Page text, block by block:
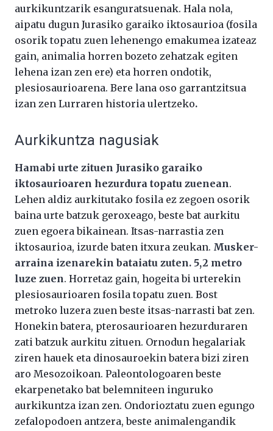
aurkikuntzarik esanguratsuenak. Hala nola,
aipatu dugun Jurasiko garaiko iktosaurioa (fosila
osorik topatu zuen lehenengo emakumea izateaz
gain, animalia horren bozeto zehatzak egiten
lehena izan zen ere) eta horren ondotik,
plesiosaurioarena. Bere lana oso garrantzitsua
izan zen Lurraren historia ulertzeko.
Aurkikuntza nagusiak
Hamabi urte zituen Jurasiko garaiko
iktosaurioaren hezurdura topatu zuenean.
Lehen aldiz aurkitutako fosila ez zegoen osorik
baina urte batzuk geroxeago, beste bat aurkitu
zuen egoera bikainean. Itsas-narrastia zen
iktosaurioa, izurde baten itxura zeukan. Musker-
arraina izenarekin bataiatu zuten. 5,2 metro
luze zuen. Horretaz gain, hogeita bi urterekin
plesiosaurioaren fosila topatu zuen. Bost
metroko luzera zuen beste itsas-narrasti bat zen.
Honekin batera, pterosaurioaren hezurduraren
zati batzuk aurkitu zituen. Ornodun hegalariak
ziren hauek eta dinosauroekin batera bizi ziren
aro Mesozoikoan. Paleontologoaren beste
ekarpenetako bat belemniteen inguruko
aurkikuntza izan zen. Ondorioztatu zuen egungo
zefalopodoen antzera, beste animalengandik